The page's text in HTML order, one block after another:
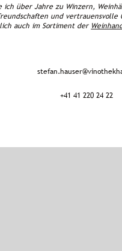
ich über Jahre zu Winzern,
und
auch im Sortiment der
+41 41 220 24 22